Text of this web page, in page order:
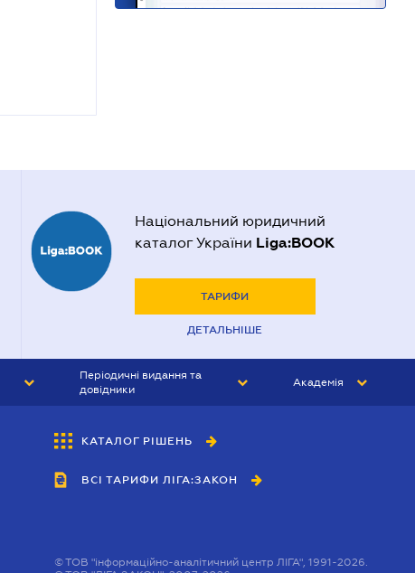
Національний юридичний
каталог України Liga:BOOK
ТАРИФИ
ДЕТАЛЬНІШЕ
Періодичні видання та
довідники
БУХГАЛТЕР&ЗАКОН
ВІСНИК МСФЗ
Академія
КАТАЛОГ РІШЕНЬ
ВСІ ТАРИФИ ЛІГА:ЗАКОН
©ТОВ "інформаційно-аналітичний центр ЛІГА", 1991-2026.